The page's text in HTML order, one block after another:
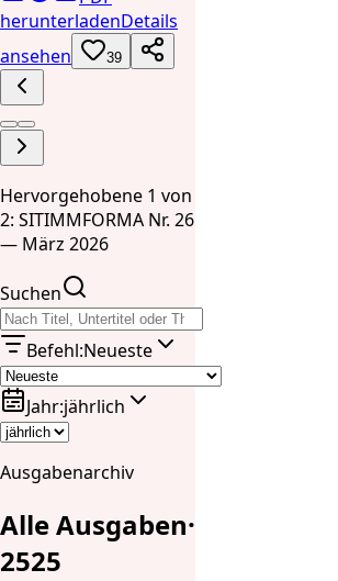
herunterladenDetails
ansehen
39
Hervorgehobene 1 von
2: SITIMMFORMA Nr. 26
— März 2026
Suchen
Befehl:Neueste
Jahr:jährlich
Ausgabenarchiv
Alle Ausgaben·
2525